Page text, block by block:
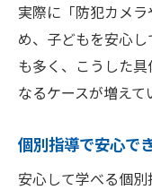
個別指導
個別指導
個別指導
個別指導で後
個別指導
実際に「防犯カメ
め、子どもを安心
も多く、こうした
なるケースが増えて
個別指導で安心で
安心して学べる個